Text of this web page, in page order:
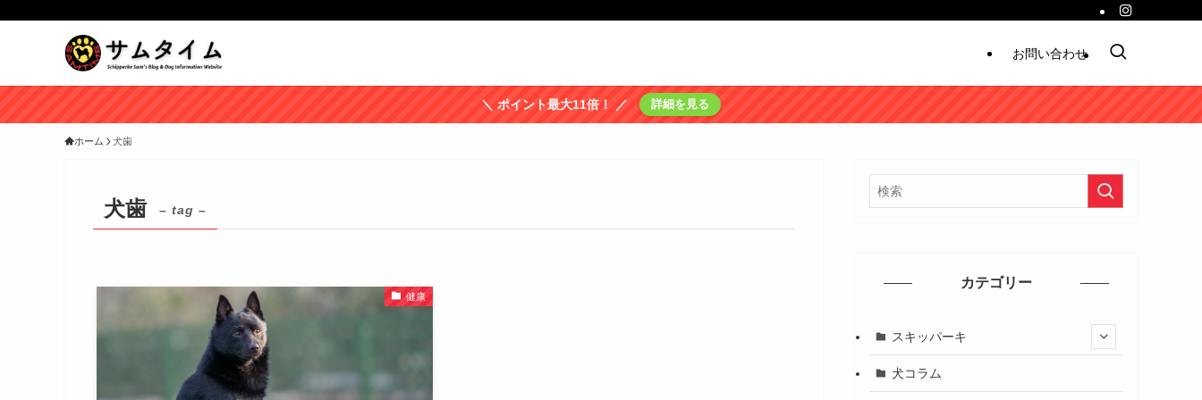
お問い合わせ
＼ ポイント最大11倍！ ／ 詳細を見る
ホーム 犬歯
犬歯 – tag –
健康
カテゴリー
スキッパーキ
犬コラム